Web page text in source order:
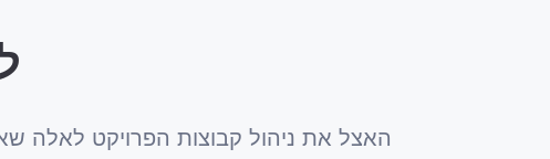
האצל את ניהול קבוצות הפרויקט לאלה